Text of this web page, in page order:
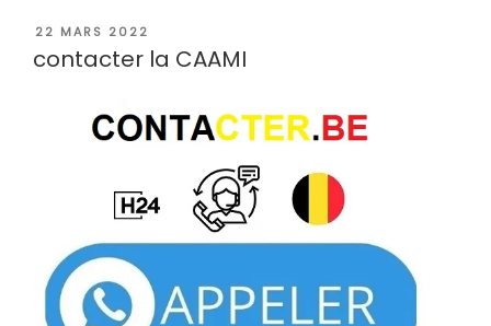
PUBLIÉ
22 MARS 2022
contacter la CAAMI